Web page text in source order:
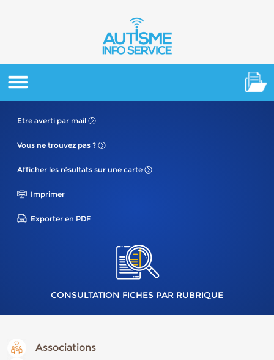
Etre averti par mail
Vous ne trouvez pas ?
Afficher les résultats sur une carte
Imprimer
Exporter en PDF
CONSULTATION FICHES PAR RUBRIQUE
Associations